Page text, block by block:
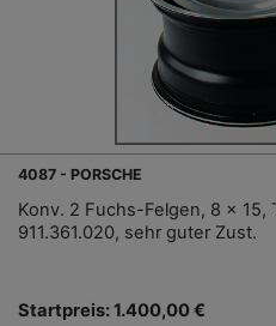
4087 - PORSCHE
Konv. 2 Fuchs-Felgen, 8 x 15,
911.361.020, sehr guter Zust.
Startpreis: 1.400,00 €